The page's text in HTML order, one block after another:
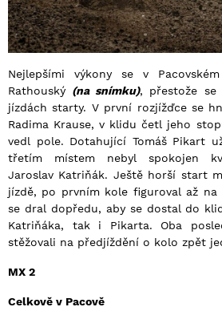
Nejlepšími výkony se v
Rathouský (na snímku), přestože se
jízdách starty. V první rozjížďce se
Radima Krause, v klidu četl jeho
vedl pole. Dotahující Tomáš Pikart
třetím místem nebyl spokojen
Jaroslav Katriňák. Ještě horší start
jízdě, po prvním kole figuroval až na
se dral dopředu, aby se dostal do
Katriňáka, tak i Pikarta. Oba
stěžovali na předjíždění o kolo zpět
MX 2
Celkově v Pacově